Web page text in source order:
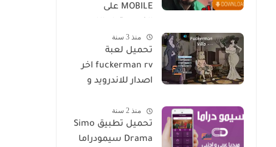
MOBILE على
توب مجانا
منذ 3 سنة
تحميل لعبة
fuckerman rv اخر
اصدار للاندرويد و
منذ 2 سنة
تحميل تطبيق Simo
Drama سيمودراما